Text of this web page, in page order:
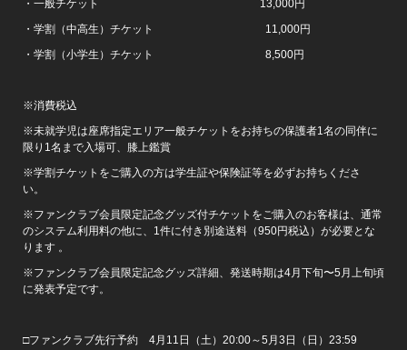
・一般チケット 13,000円
・学割（中高生）チケット 11,000円
・学割（小学生）チケット 8,500円
※消費税込
※未就学児は座席指定エリア一般チケットをお持ちの保護者1名の同伴に
限り1名まで入場可、膝上鑑賞
※学割チケットをご購入の方は学生証や保険証等を必ずお持ちくださ
い。
※ファンクラブ会員限定記念グッズ付チケットをご購入のお客様は、通常
のシステム利用料の他に、1件に付き別途送料（950円税込）が必要とな
ります 。
※ファンクラブ会員限定記念グッズ詳細、発送時期は4月下旬〜5月上旬頃
に発表予定です。
□ファンクラブ先行予約 4月11日（土）20:00～5月3日（日）23:59